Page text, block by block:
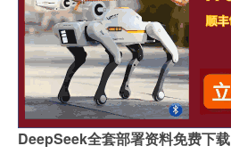
DeepSeek全套部署资料免费下载